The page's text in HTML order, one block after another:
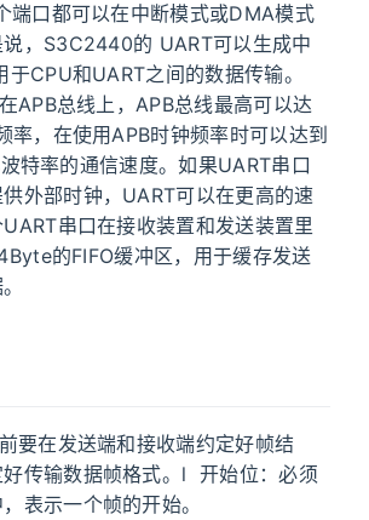
端口都可以在中断模式或DMA模式
，S3C2440的 UART可以生成中
CPU和UART之间的数据传输。
APB总线上，APB总线最高可以达
率，在使用APB时钟频率时可以达到
特率的通信速度。如果UART串口
外部时钟，UART可以在更高的速
串口在接收装置和发送装置里
的FIFO缓冲区，用于缓存发送
要在发送端和接收端约定好帧结
传输数据帧格式。l 开始位：必须
表示一个帧的开始。